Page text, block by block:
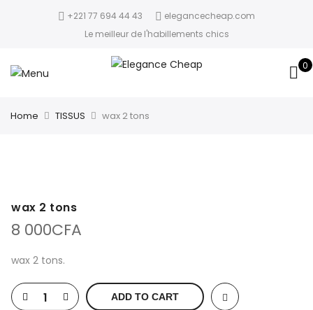
+221 77 694 44 43
elegancecheap.com
Le meilleur de l'habillements chics
0
Home TISSUS wax 2 tons
wax 2 tons
8 000CFA
wax 2 tons.
ADD TO CART